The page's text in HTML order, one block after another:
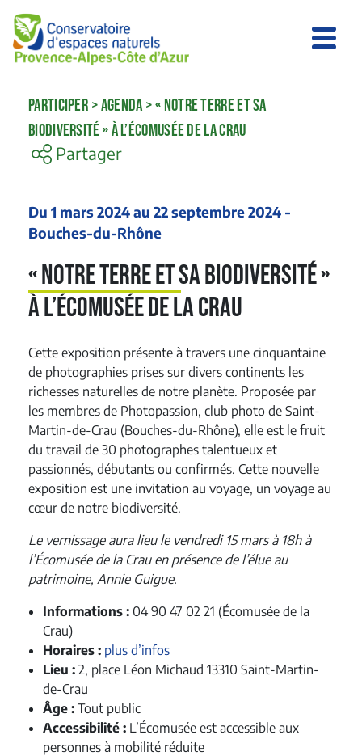
PARTICIPER >AGENDA >« NOTRE TERRE ET SA
BIODIVERSITÉ » À L’ÉCOMUSÉE DE LA CRAU
Partager
Du 1 mars 2024 au 22 septembre 2024 -
Bouches-du-Rhône
« Notre Terre et sa biodiversité »
à l’Écomusée de la Crau
Cette exposition présente à travers une cinquantaine
de photographies prises sur divers continents les
richesses naturelles de notre planète. Proposée par
les membres de Photopassion, club photo de Saint-
Martin-de-Crau (Bouches-du-Rhône), elle est le fruit
du travail de 30 photographes talentueux et
passionnés, débutants ou confirmés. Cette nouvelle
exposition est une invitation au voyage, un voyage au
cœur de notre biodiversité.
Le vernissage aura lieu le vendredi 15 mars à 18h à
l’Écomusée de la Crau en présence de l’élue au
patrimoine, Annie Guigue.
Informations : 04 90 47 02 21 (Écomusée de la
Crau)
Horaires : plus d’infos
Lieu : 2, place Léon Michaud 13310 Saint-Martin-
de-Crau
Âge : Tout public
Accessibilité : L’Écomusée est accessible aux
personnes à mobilité réduite